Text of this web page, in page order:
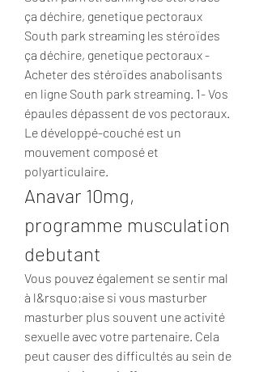
ça déchire, genetique pectoraux
South park streaming les stéroïdes
ça déchire, genetique pectoraux -
Acheter des stéroïdes anabolisants
en ligne South park streaming. 1- Vos
épaules dépassent de vos pectoraux.
Le développé-couché est un
mouvement composé et
polyarticulaire.
Anavar 10mg,
programme musculation
debutant
Vous pouvez également se sentir mal
à l&rsquo;aise si vous masturber
masturber plus souvent une activité
sexuelle avec votre partenaire. Cela
peut causer des difficultés au sein de